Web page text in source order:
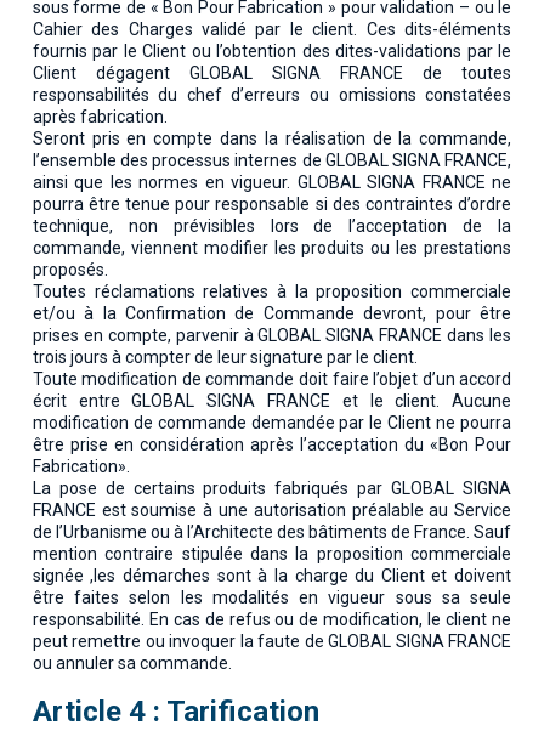
sous forme de « Bon Pour Fabrication » pour validation – ou le
Cahier des Charges validé par le client. Ces dits-éléments
fournis par le Client ou l’obtention des dites-validations par le
Client dégagent GLOBAL SIGNA FRANCE de toutes
responsabilités du chef d’erreurs ou omissions constatées
après fabrication.
Seront pris en compte dans la réalisation de la commande,
l’ensemble des processus internes de GLOBAL SIGNA FRANCE,
ainsi que les normes en vigueur. GLOBAL SIGNA FRANCE ne
pourra être tenue pour responsable si des contraintes d’ordre
technique, non prévisibles lors de l’acceptation de la
commande, viennent modifier les produits ou les prestations
proposés.
Toutes réclamations relatives à la proposition commerciale
et/ou à la Confirmation de Commande devront, pour être
prises en compte, parvenir à GLOBAL SIGNA FRANCE dans les
trois jours à compter de leur signature par le client.
Toute modification de commande doit faire l’objet d’un accord
écrit entre GLOBAL SIGNA FRANCE et le client. Aucune
modification de commande demandée par le Client ne pourra
être prise en considération après l’acceptation du «Bon Pour
Fabrication».
La pose de certains produits fabriqués par GLOBAL SIGNA
FRANCE est soumise à une autorisation préalable au Service
de l’Urbanisme ou à l’Architecte des bâtiments de France. Sauf
mention contraire stipulée dans la proposition commerciale
signée ,les démarches sont à la charge du Client et doivent
être faites selon les modalités en vigueur sous sa seule
responsabilité. En cas de refus ou de modification, le client ne
peut remettre ou invoquer la faute de GLOBAL SIGNA FRANCE
ou annuler sa commande.
Article 4 : Tarification